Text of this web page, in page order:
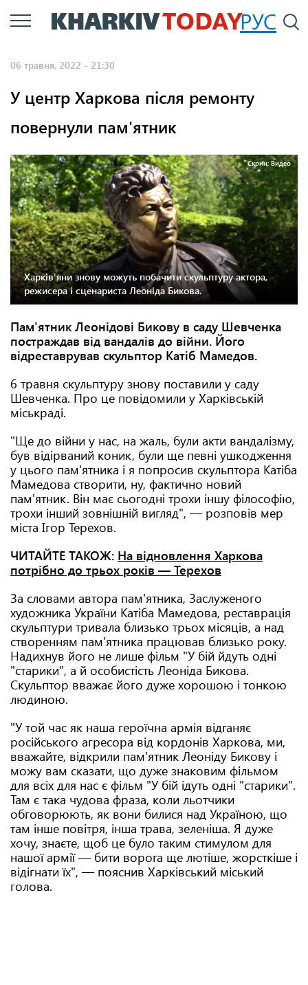
Перейти
до
РУС
06 травня, 2022 - 21:30
У центр Харкова після ремонту
повернули пам'ятник
Скрин: Видео
Харків'яни знову можуть побачити скульптуру актора,
режисера і сценариста Леоніда Бикова.
Пам'ятник Леонідові Бикову в саду Шевченка
постраждав від вандалів до війни. Його
відреставрував скульптор Катіб Мамедов.
6 травня скульптуру знову поставили у саду
Шевченка. Про це повідомили у Харківській
міськраді.
"Ще до війни у нас, на жаль, були акти вандалізму,
був відірваний коник, були ще певні ушкодження
у цього пам'ятника і я попросив скульптора Катіба
Мамедова створити, ну, фактично новий
пам'ятник. Він має сьогодні трохи іншу філософію,
трохи інший зовнішній вигляд", — розповів мер
міста Ігор Терехов.
ЧИТАЙТЕ ТАКОЖ: На відновлення Харкова
потрібно до трьох років — Терехов
За словами автора пам'ятника, Заслуженого
художника України Катіба Мамедова, реставрація
скульптури тривала близько трьох місяців, а над
створенням пам'ятника працював близько року.
Надихнув його не лише фільм "У бій йдуть одні
"старики", а й особистість Леоніда Бикова.
Скульптор вважає його дуже хорошою і тонкою
людиною.
"У той час як наша героїчна армія відганяє
російського агресора від кордонів Харкова, ми,
вважайте, відкрили пам'ятник Леоніду Бикову і
можу вам сказати, що дуже знаковим фільмом
для всіх для нас є фільм "У бій ідуть одні "старики".
Там є така чудова фраза, коли льотчики
обговорюють, як вони билися над Україною, що
там інше повітря, інша трава, зеленіша. Я дуже
хочу, знаєте, щоб це було таким стимулом для
нашої армії — бити ворога ще лютіше, жорсткіше і
відігнати їх", — пояснив Харківський міський
голова.